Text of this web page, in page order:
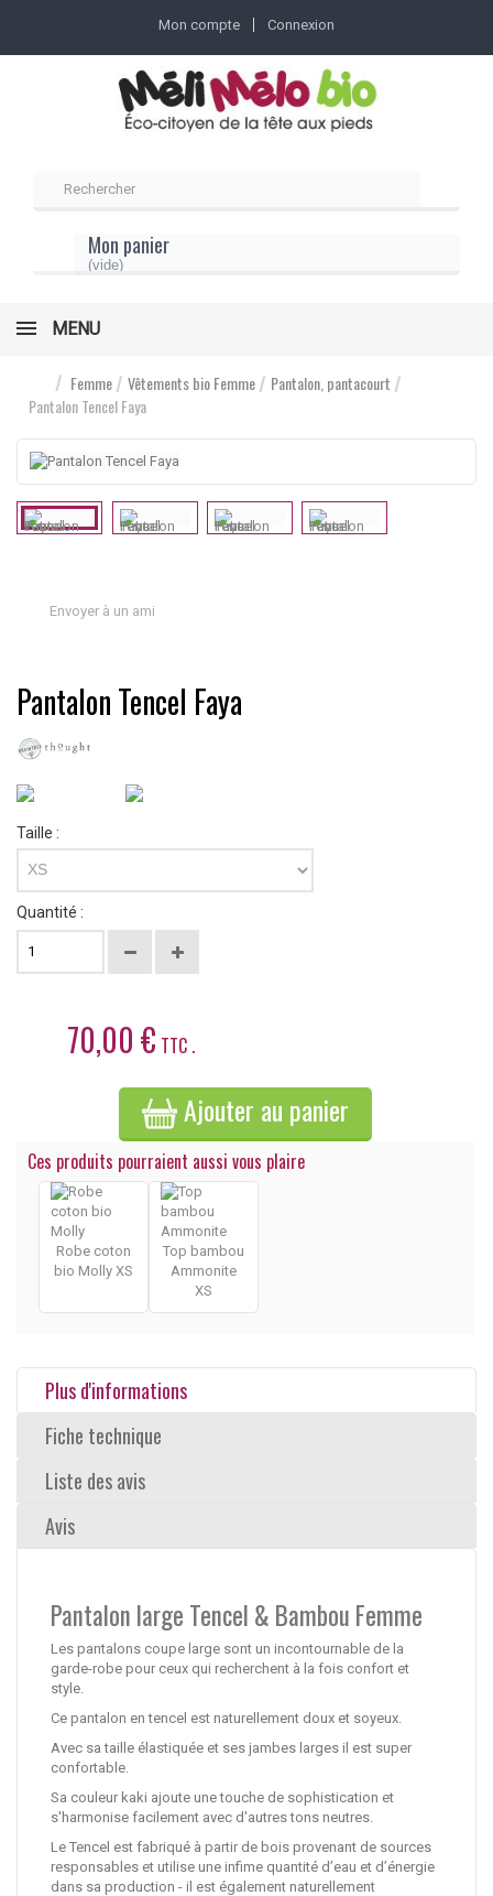
Mon compte Connexion
Mon panier
(vide)
MENU
Femme Vêtements bio Femme
Pantalon, pantacourt
Pantalon Tencel Faya
Envoyer à un ami
Pantalon Tencel Faya
Taille :
XS
Quantité :
70,00 € TTC .
Ajouter au panier
Ces produits pourraient aussi vous plaire
Robe coton
bio Molly XS
Top bambou
Ammonite
XS
Plus d'informations
Fiche technique
Liste des avis
Avis
Pantalon large Tencel & Bambou Femme
Les pantalons coupe large sont un incontournable de la
garde-robe pour ceux qui recherchent à la fois confort et
style.
Ce pantalon en tencel est naturellement doux et soyeux.
Avec sa taille élastiquée et ses jambes larges il est super
confortable.
Sa couleur kaki ajoute une touche de sophistication et
s'harmonise facilement avec d'autres tons neutres.
Le Tencel est fabriqué à partir de bois provenant de sources
responsables et utilise une infime quantité d’eau et d’énergie
dans sa production - il est également naturellement